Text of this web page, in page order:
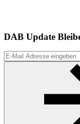
DAB Update